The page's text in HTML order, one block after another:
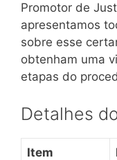
Promotor de
apresentamos
sobre esse
obtenham uma
etapas do
Detalhes
Item